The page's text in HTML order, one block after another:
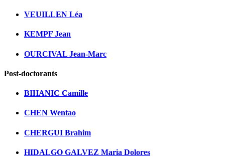
VEUILLEN Léa
KEMPF Jean
OURCIVAL Jean-Marc
Post-doctorants
BIHANIC Camille
CHEN Wentao
CHERGUI Brahim
HIDALGO GALVEZ Maria Dolores